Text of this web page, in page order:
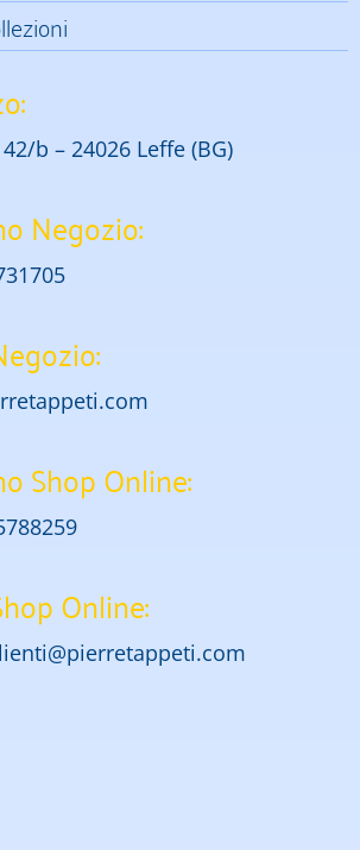
b – 24026 Leffe (BG)
Negozio:
Shop Online:
Online: